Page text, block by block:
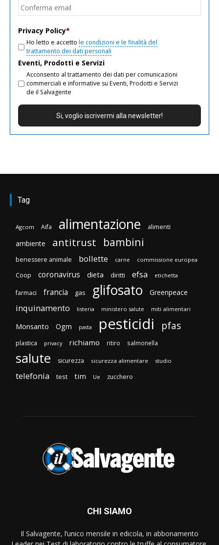
Privacy Policy*
Ho letto e accetto le condizioni e le finalità del
trattamento dei dati personali
Eventi, Prodotti e Servizi
Acconsento al trattamento dei dati per comunicazioni
commerciali e informative su Eventi, Prodotti e Servizi
de il Salvagente
Tag
Agcom Aifa alimentazione alimenti
ambiente antitrust bambini
benessere animale bollette carne commissione europea
Coop coronavirus dieta diritti efsa etichetta
farmaci francia gas glifosato Greenpeace
inquinamento listeria ministero salute miti alimentari
Monsanto Ogm pasta pesticidi pfas
plastica privacy richiamo ritiro salmonella
salute sicurezza sicurezza alimentare studio
telefonia test tim Ue zucchero
CHI SIAMO
Il Salvagente, l’unico mensile in edicola, in abbonamento